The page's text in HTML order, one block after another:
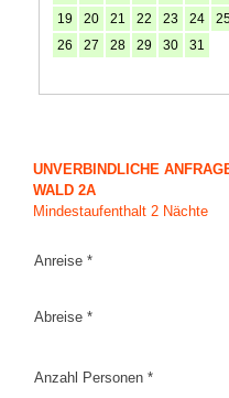
19 20 21 22 23 24
26
27 28 29 30 31
UNVERBINDLICHE
WALD 2A
Mindestaufenthalt 2 Nächte
Anreise *
Abreise *
Anzahl Personen *